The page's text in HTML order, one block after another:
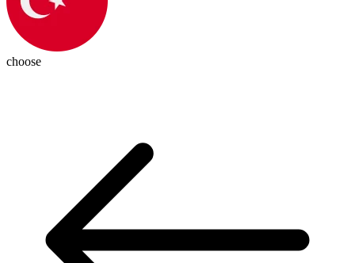
choose